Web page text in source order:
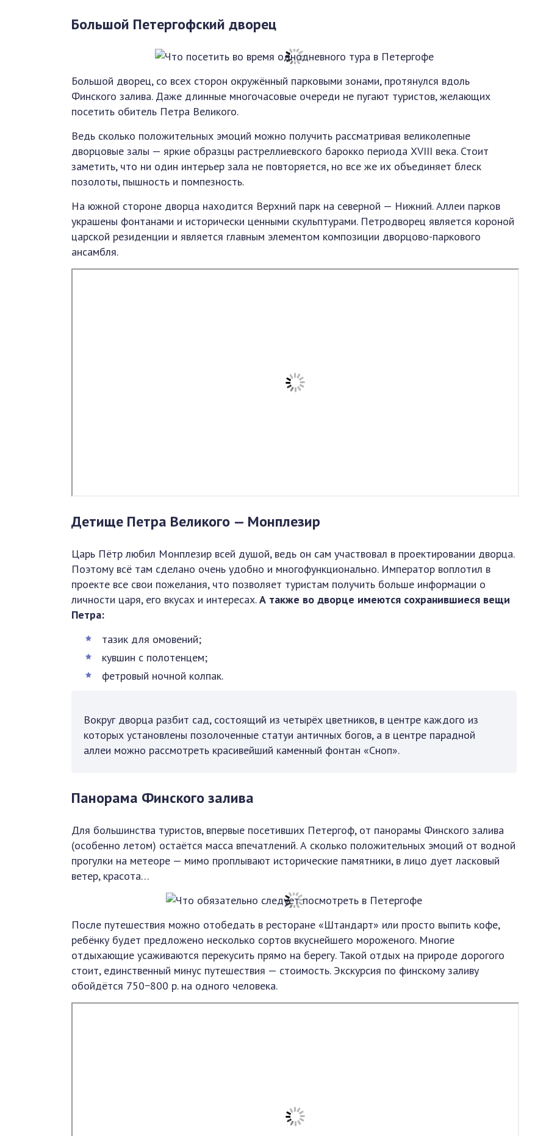
Большой Петергофский дворец
Большой дворец, со всех сторон окружённый парковыми зонами, протянулся вдоль
Финского залива. Даже длинные многочасовые очереди не пугают туристов, желающих
посетить обитель Петра Великого.
Ведь сколько положительных эмоций можно получить рассматривая великолепные
дворцовые залы — яркие образцы растреллиевского барокко периода XVIII века. Стоит
заметить, что ни один интерьер зала не повторяется, но все же их объединяет блеск
позолоты, пышность и помпезность.
На южной стороне дворца находится Верхний парк на северной — Нижний. Аллеи парков
украшены фонтанами и исторически ценными скульптурами. Петродворец является короной
царской резиденции и является главным элементом композиции дворцово-паркового
ансамбля.
Детище Петра Великого — Монплезир
Царь Пётр любил Монплезир всей душой, ведь он сам участвовал в проектировании дворца.
Поэтому всё там сделано очень удобно и многофункционально. Император воплотил в
проекте все свои пожелания, что позволяет туристам получить больше информации о
личности царя, его вкусах и интересах.А также во дворце имеются сохранившиеся вещи
Петра:
тазик для омовений;
кувшин с полотенцем;
фетровый ночной колпак.
Вокруг дворца разбит сад, состоящий из четырёх цветников, в центре каждого из
которых установлены позолоченные статуи античных богов, а в центре парадной
аллеи можно рассмотреть красивейший каменный фонтан «Сноп».
Панорама Финского залива
Для большинства туристов, впервые посетивших Петергоф, от панорамы Финского залива
(особенно летом) остаётся масса впечатлений. А сколько положительных эмоций от водной
прогулки на метеоре — мимо проплывают исторические памятники, в лицо дует ласковый
ветер, красота…
После путешествия можно отобедать в ресторане «Штандарт» или просто выпить кофе,
ребёнку будет предложено несколько сортов вкуснейшего мороженого. Многие
отдыхающие усаживаются перекусить прямо на берегу. Такой отдых на природе дорогого
стоит, единственный минус путешествия — стоимость. Экскурсия по финскому заливу
обойдётся 750−800 р. на одного человека.